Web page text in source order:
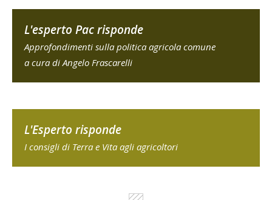
L'esperto Pac risponde
Approfondimenti sulla politica agricola comune
a cura di Angelo Frascarelli
L'Esperto risponde
I consigli di Terra e Vita agli agricoltori